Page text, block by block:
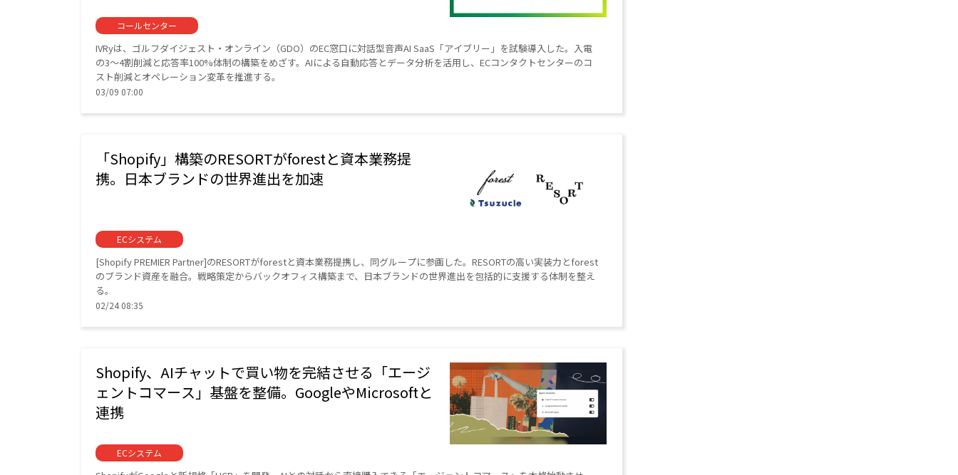
コールセンター
IVRyは、ゴルフダイジェスト・オンライン（GDO）のEC窓口に対話型音声AI SaaS「アイブリー」を試験導入した。入電
の3〜4割削減と応答率100%体制の構築をめざす。AIによる自動応答とデータ分析を活用し、ECコンタクトセンターのコ
スト削減とオペレーション変革を推進する。
03/09 07:00
「Shopify」構築のRESORTがforestと資本業務提
携。日本ブランドの世界進出を加速
ECシステム
[Shopify PREMIER Partner]のRESORTがforestと資本業務提携し、同グループに参画した。RESORTの高い実装力とforest
のブランド資産を融合。戦略策定からバックオフィス構築まで、日本ブランドの世界進出を包括的に支援する体制を整え
る。
02/24 08:35
Shopify、AIチャットで買い物を完結させる「エージ
ェントコマース」基盤を整備。GoogleやMicrosoftと
連携
ECシステム